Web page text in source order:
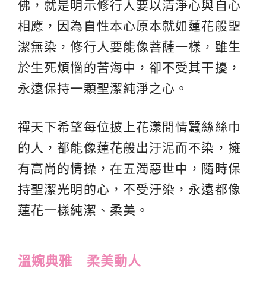
佛，就是明示修行人要以清淨心與自心
相應，因為自性本心原本就如蓮花般聖
潔無染，修行人要能像菩薩一樣，雖生
於生死煩惱的苦海中，卻不受其干擾，
永遠保持一顆聖潔純淨之心。
禪天下希望每位披上花漾閒情蠶絲絲巾
的人，都能像蓮花般出汙泥而不染，擁
有高尚的情操，在五濁惡世中，隨時保
持聖潔光明的心，不受汙染，永遠都像
蓮花一樣純潔、柔美。
溫婉典雅 柔美動人